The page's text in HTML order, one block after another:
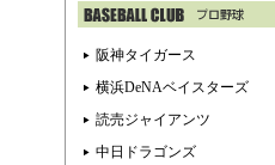
阪神タイガース
横浜DeNAベイスターズ
読売ジャイアンツ
中日ドラゴンズ